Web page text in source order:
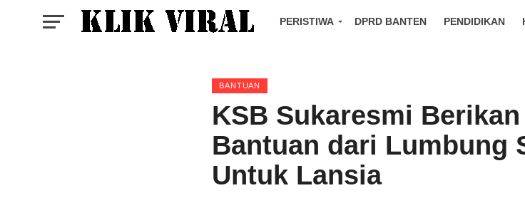
PERISTIWA DPRD BANTEN PENDIDIKAN
BANTUAN
KSB Sukaresmi Berikan
Bantuan dari Lumbung
Untuk Lansia